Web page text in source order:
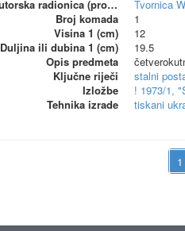
Autorska radionica (proizvođač)
Tvornica
Broj komada
1
Visina 1 (cm)
12
Duljina ili dubina 1 (cm)
19.5
Opis predmeta
Ključne riječi
stalni
Izložbe
! 1973/1,
Tehnika izrade
tiskani